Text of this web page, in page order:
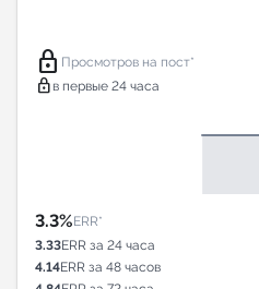
lock Просмотров на пост*
lock в первые 24 часа
3.3%ERR*
3.33ERR за 24 часа
4.14ERR за 48 часов